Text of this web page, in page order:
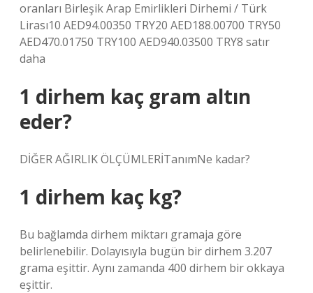
oranları Birleşik Arap Emirlikleri Dirhemi / Türk
Lirası10 AED94.00350 TRY20 AED188.00700 TRY50
AED470.01750 TRY100 AED940.03500 TRY8 satır
daha
1 dirhem kaç gram altın
eder?
DİĞER AĞIRLIK ÖLÇÜMLERİTanımNe kadar?
1 dirhem kaç kg?
Bu bağlamda dirhem miktarı gramaja göre
belirlenebilir. Dolayısıyla bugün bir dirhem 3.207
grama eşittir. Aynı zamanda 400 dirhem bir okkaya
eşittir.